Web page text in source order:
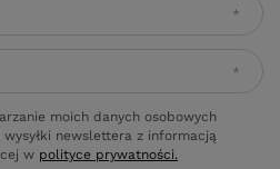
moich danych osobowych
newslettera z informacją
w polityce prywatności.